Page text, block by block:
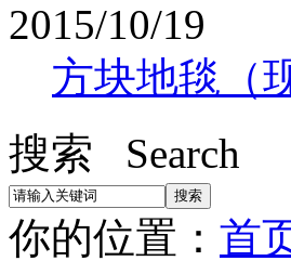
2015/10/19
方块地毯（
搜索 Search
你的位置： 首